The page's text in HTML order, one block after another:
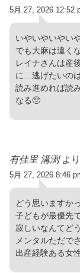
5月 27, 2026 12:52
いやいやいやい
でも大麻は違く
レイナさんは産
に…逃げたいの
読み進めれば読
なる🥺
有佳里 溝渕 よ
5月 27, 2026 8:46
どう思いますか
子どもが最優先
寂しいなんてど
メンタルただで
出産経験ある女